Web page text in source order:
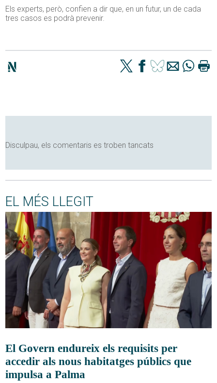
Els experts, però, confien a dir que, en un futur, un de cada
tres casos es podrà prevenir.
Disculpau, els comentaris es troben tancats
EL MÉS LLEGIT
El Govern endureix els requisits per
accedir als nous habitatges públics que
impulsa a Palma